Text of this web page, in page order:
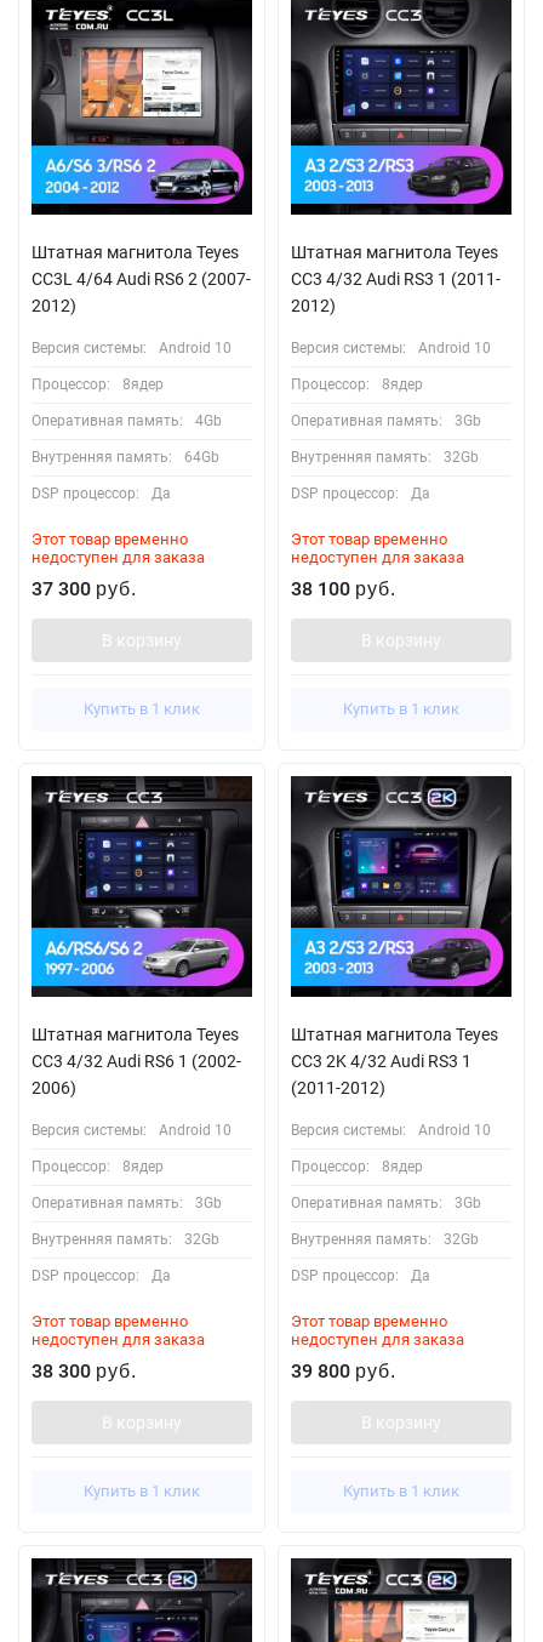
Штатная магнитола Teyes
CC3L 4/64 Audi RS6 2 (2007-
2012)
Версия системы: Android 10
Процессор: 8ядер
Оперативная память: 4Gb
Внутренняя память: 64Gb
DSP процессор: Да
Этот товар временно
недоступен для заказа
37 300 руб.
В корзину
Купить в 1 клик
Штатная магнитола Teyes
CC3 4/32 Audi RS3 1 (2011-
2012)
Версия системы: Android 10
Процессор: 8ядер
Оперативная память: 3Gb
Внутренняя память: 32Gb
DSP процессор: Да
Этот товар временно
недоступен для заказа
38 100 руб.
В корзину
Купить в 1 клик
Штатная магнитола Teyes
CC3 4/32 Audi RS6 1 (2002-
2006)
Версия системы: Android 10
Процессор: 8ядер
Оперативная память: 3Gb
Внутренняя память: 32Gb
DSP процессор: Да
Этот товар временно
недоступен для заказа
38 300 руб.
В корзину
Купить в 1 клик
Штатная магнитола Teyes
CC3 2K 4/32 Audi RS3 1
(2011-2012)
Версия системы: Android 10
Процессор: 8ядер
Оперативная память: 3Gb
Внутренняя память: 32Gb
DSP процессор: Да
Этот товар временно
недоступен для заказа
39 800 руб.
В корзину
Купить в 1 клик